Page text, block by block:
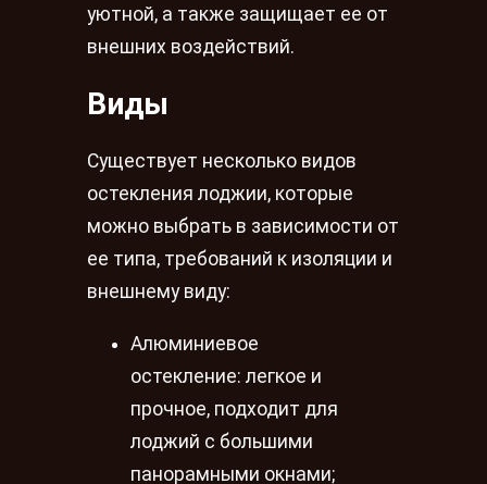
уютной, а также защищает ее от
внешних воздействий.
Виды
Существует несколько видов
остекления лоджии, которые
можно выбрать в зависимости от
ее типа, требований к изоляции и
внешнему виду:
Алюминиевое
остекление: легкое и
прочное, подходит для
лоджий с большими
панорамными окнами;